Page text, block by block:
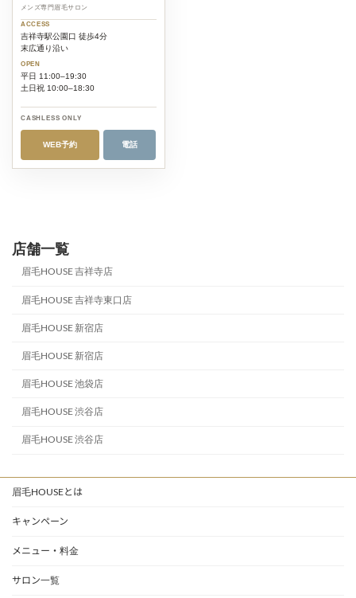
メンズ専門眉毛サロン
ACCESS
吉祥寺駅公園口 徒歩4分
末広通り沿い
OPEN
平日 11:00–19:30
土日祝 10:00–18:30
CASHLESS ONLY
WEB予約 電話
店舗一覧
眉毛HOUSE 吉祥寺店
眉毛HOUSE 吉祥寺東口店
眉毛HOUSE 新宿店
眉毛HOUSE 新宿店
眉毛HOUSE 池袋店
眉毛HOUSE 渋谷店
眉毛HOUSE 渋谷店
眉毛HOUSEとは
キャンペーン
メニュー・料金
サロン一覧